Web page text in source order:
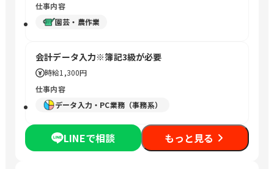
仕事内容
園芸・農作業
会計データ入力※簿記3級が必要
時給1,300円
仕事内容
データ入力・PC業務（事務系）
LINEで相談 もっと見る